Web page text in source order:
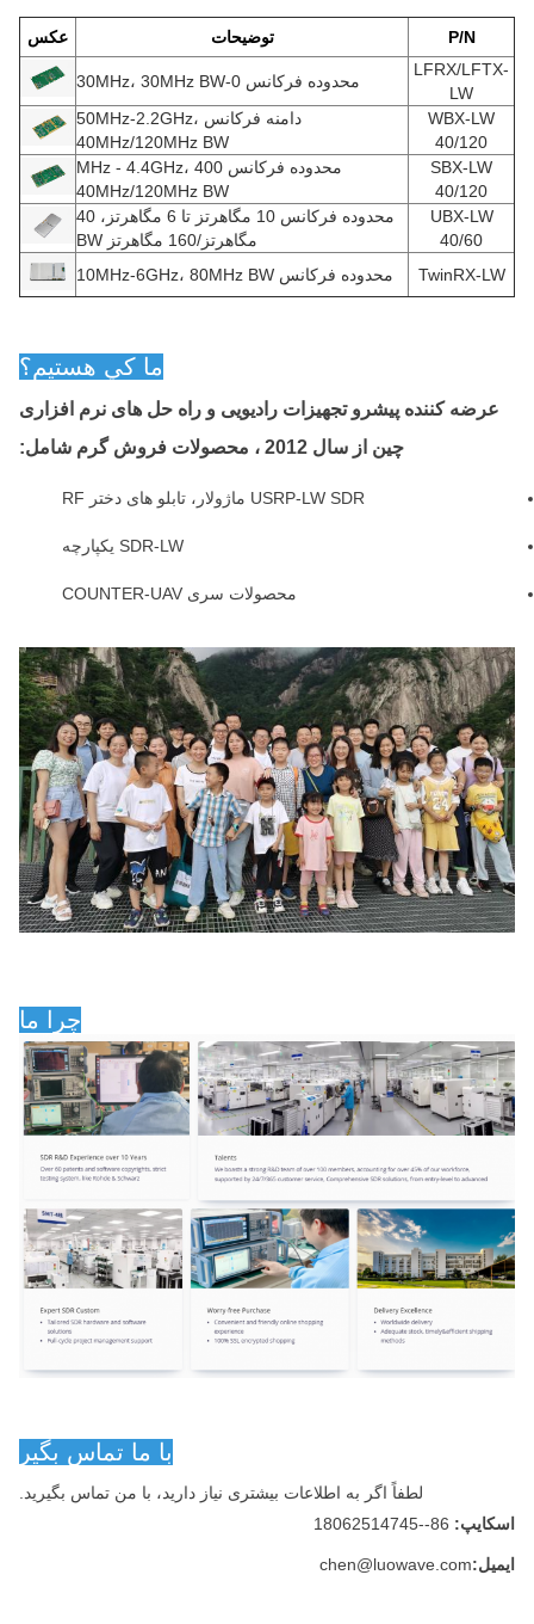
P/N توضیحات
عکس
LFRX/LFTX-
LW
محدوده فرکانس 0-30MHz، 30MHz BW
WBX-LW
40/120
دامنه فرکانس 50MHz-2.2GHz،
40MHz/120MHz BW
SBX-LW
40/120
محدوده فرکانس 400 MHz - 4.4GHz،
40MHz/120MHz BW
UBX-LW
40/60
محدوده فرکانس 10 مگاهرتز تا 6 مگاهرتز، 40
مگاهرتز/160 مگاهرتز BW
TwinRX-LW
محدوده فرکانس 10MHz-6GHz، 80MHz BW
ما کي هستيم؟
عرضه کننده پیشرو تجهیزات رادیویی و راه حل های نرم افزاری
چین از سال 2012 ، محصولات فروش گرم شامل:
USRP-LW SDR ماژولار، تابلو های دختر RF
SDR-LW یکپارچه
محصولات سری COUNTER-UAV
چرا ما
با ما تماس بگير
لطفاً اگر به اطلاعات بیشتری نیاز دارید، با من تماس بگیرید.
اسکایپ: 86--18062514745
ایمیل:chen@luowave.com